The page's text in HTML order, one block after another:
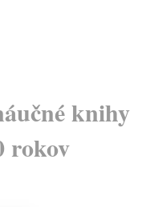
knihy
rokov